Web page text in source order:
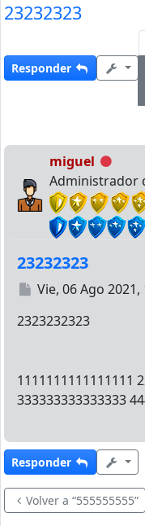
23232323
Responder
miguel
Administrador
23232323
Mensaje
Vie, 06 Ago 2021,
2323232323
1111111111111111
333333333333333
Responder
Volver a “555555555”